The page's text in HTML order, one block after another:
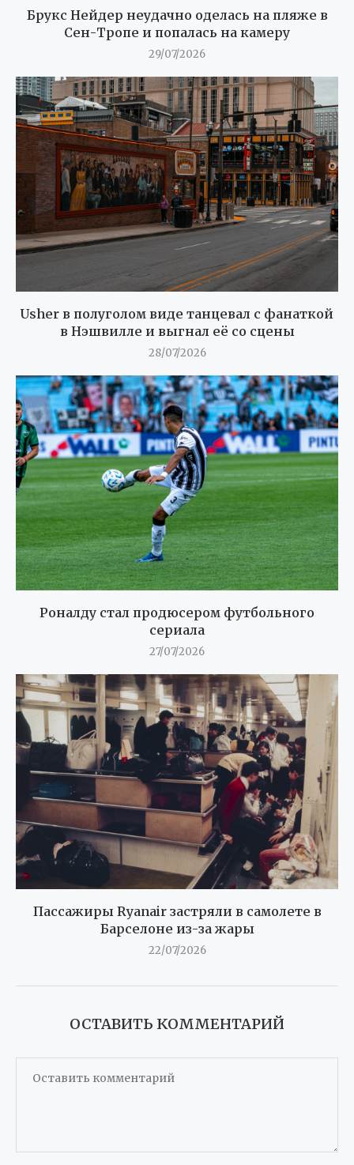
Брукс Нейдер неудачно оделась на пляже в
Сен-Тропе и попалась на камеру
29/07/2026
Usher в полуголом виде танцевал с фанаткой
в Нэшвилле и выгнал её со сцены
28/07/2026
Роналду стал продюсером футбольного
сериала
27/07/2026
Пассажиры Ryanair застряли в самолете в
Барселоне из-за жары
22/07/2026
ОСТАВИТЬ КОММЕНТАРИЙ